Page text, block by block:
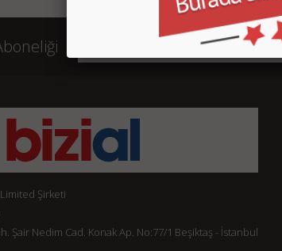
Şirketi
Şair Nedim Cad. Konak Ap. No:77/1 Beşiktaş - İstanbul